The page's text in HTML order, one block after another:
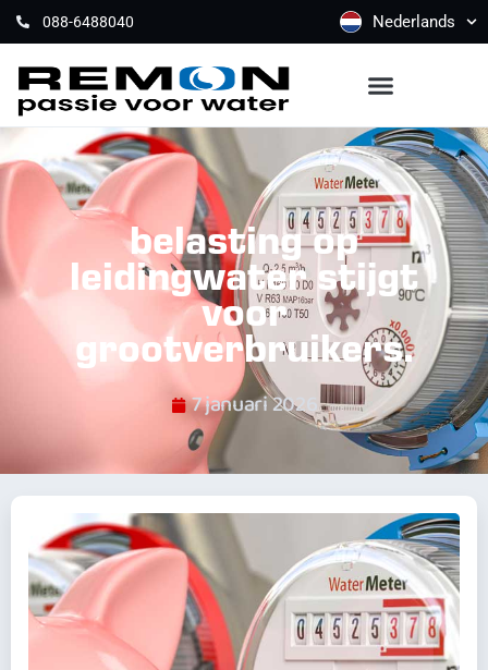
088-6488040 Nederlands
belasting op
leidingwater stijgt
voor
grootverbruikers.
7 januari 2026